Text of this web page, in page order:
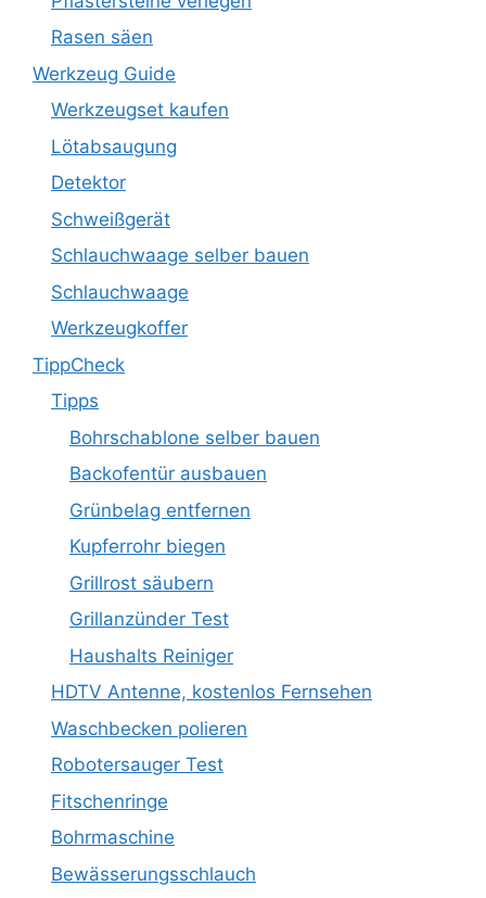
Rasen säen
Werkzeug Guide
Werkzeugset kaufen
Lötabsaugung
Detektor
Schweißgerät
Schlauchwaage selber bauen
Schlauchwaage
Werkzeugkoffer
TippCheck
Tipps
Bohrschablone selber bauen
Backofentür ausbauen
Grünbelag entfernen
Kupferrohr biegen
Grillrost säubern
Grillanzünder Test
Haushalts Reiniger
HDTV Antenne, kostenlos Fernsehen
Waschbecken polieren
Robotersauger Test
Fitschenringe
Bohrmaschine
Bewässerungsschlauch